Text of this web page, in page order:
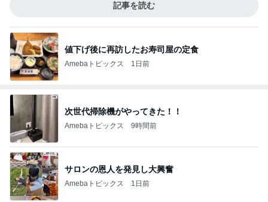
記事を読む
値下げ後に再訪したお寿司屋の定食
Amebaトピックス 1日前
次世代掃除機がやってきた！！
Amebaトピックス 9時間前
サロンの恩人を発見し大興奮
Amebaトピックス 1日前